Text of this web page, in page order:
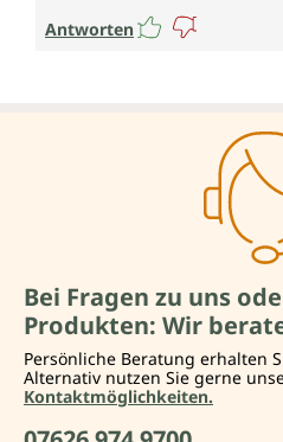
Antworten
Bei Fragen zu uns
Produkten: Wir
Persönliche Beratung erhalten
Alternativ nutzen Sie gerne
Kontaktmöglichkeiten.